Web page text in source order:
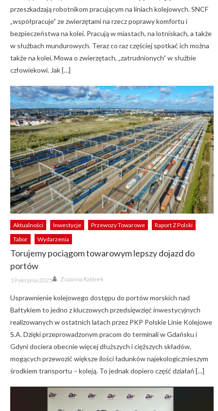
przeszkadzają robotnikom pracującym na liniach kolejowych. SNCF
„współpracuje” ze zwierzętami na rzecz poprawy komfortu i
bezpieczeństwa na kolei. Pracują w miastach, na lotniskach, a także
w służbach mundurowych. Teraz co raz częściej spotkać ich można
także na kolei. Mowa o zwierzętach, „zatrudnionych” w służbie
człowiekowi. Jak […]
Aktualności Inwestycje Przewozy Towarowe
Raport Z Polski
Tabor
Wydarzenia
Torujemy pociągom towarowym lepszy dojazd do
portów
Posted
on
19 sierpnia 2025 Author
Zuzanna Rabinek
Usprawnienie kolejowego dostępu do portów morskich nad
Bałtykiem to jedno z kluczowych przedsięwzięć inwestycyjnych
realizowanych w ostatnich latach przez PKP Polskie Linie Kolejowe
S.A. Dzięki przeprowadzonym pracom do terminali w Gdańsku i
Gdyni dociera obecnie więcej dłuższych i cięższych składów,
mogących przewozić większe ilości ładunków najekologicznieszym
środkiem transportu – koleją. To jednak dopiero część działań […]